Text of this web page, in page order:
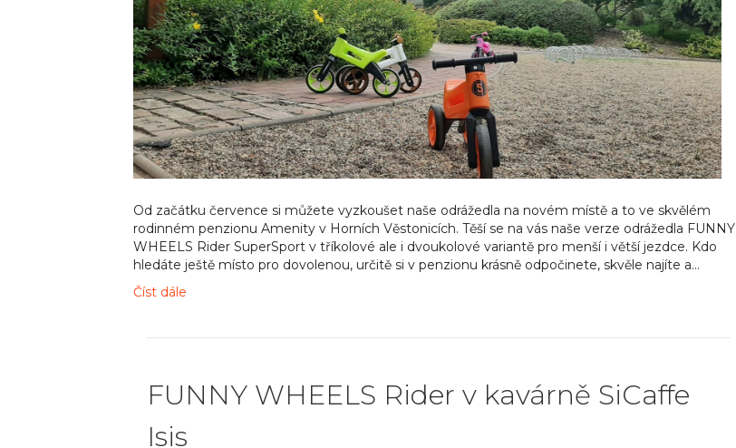
Od začátku července si můžete vyzkoušet naše odrážedla na novém místě a to ve skvělém
rodinném penzionu Amenity v Horních Věstonicích. Těší se na vás naše verze odrážedla FUNNY
WHEELS Rider SuperSport v tříkolové ale i dvoukolové variantě pro menší i větší jezdce. Kdo
hledáte ještě místo pro dovolenou, určitě si v penzionu krásně odpočinete, skvěle najíte a…
Číst dále
FUNNY WHEELS Rider v kavárně SiCaffe
Isis